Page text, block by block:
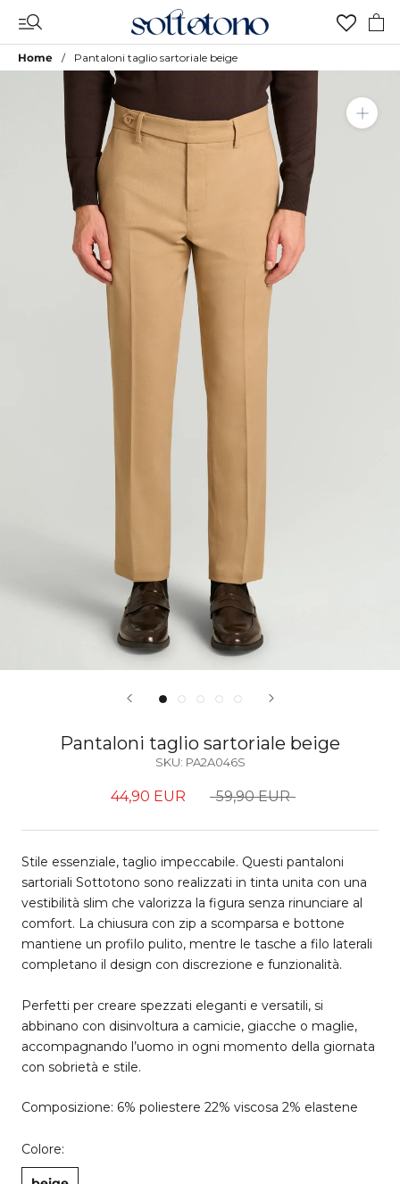
contenuto
Home Pantaloni taglio sartoriale beige
Aggiungi a Lista Desideri
Pantaloni taglio sartoriale beige
SKU: PA2A046S
44,90 EUR 59,90 EUR
Stile essenziale, taglio impeccabile. Questi pantaloni
sartoriali Sottotono sono realizzati in tinta unita con una
vestibilità slim che valorizza la figura senza rinunciare al
comfort. La chiusura con zip a scomparsa e bottone
mantiene un profilo pulito, mentre le tasche a filo laterali
completano il design con discrezione e funzionalità.
Perfetti per creare spezzati eleganti e versatili, si
abbinano con disinvoltura a camicie, giacche o maglie,
accompagnando l’uomo in ogni momento della giornata
con sobrietà e stile.
Composizione: 6% poliestere 22% viscosa 2% elastene
Colore: